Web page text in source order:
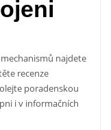
najdete
recenze
poradenskou
i v informačních